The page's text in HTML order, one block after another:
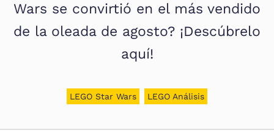
Wars se convirtió en el más vendido
de la oleada de agosto? ¡Descúbrelo
aquí!
LEGO Star Wars LEGO Análisis